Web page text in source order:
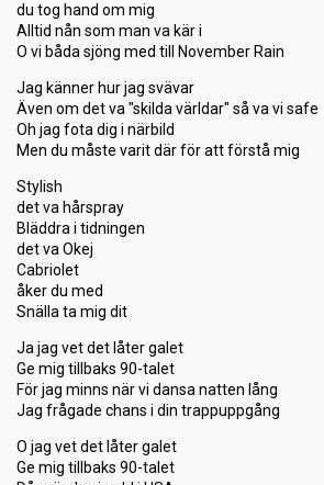
du tog hand om mig
Alltid nån som man va kär i
O vi båda sjöng med till November Rain
Jag känner hur jag svävar
Även om det va "skilda världar" så va vi safe
Oh jag fota dig i närbild
Men du måste varit där för att förstå mig
Stylish
det va hårspray
Bläddra i tidningen
det va Okej
Cabriolet
åker du med
Snälla ta mig dit
Ja jag vet det låter galet
Ge mig tillbaks 90-talet
För jag minns när vi dansa natten lång
Jag frågade chans i din trappuppgång
O jag vet det låter galet
Ge mig tillbaks 90-talet